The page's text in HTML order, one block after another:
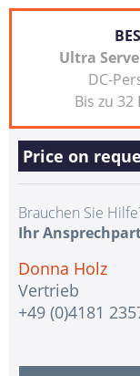
Ultra
DC-
Bis zu 32
Price on
Brauchen Sie
Ihr
Donna Holz
Vertrieb
+49 (0)4181